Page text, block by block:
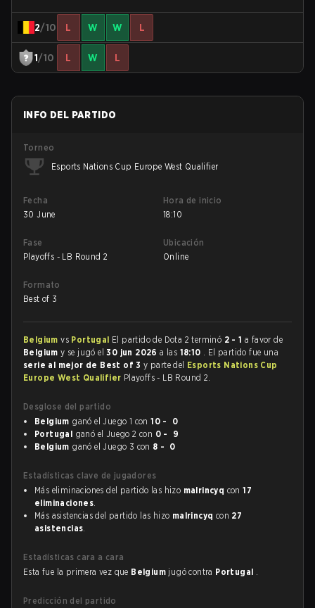
2/10 L W W L
1/10 L W L
INFO DEL PARTIDO
Torneo
Esports Nations Cup Europe West Qualifier
Fecha
30 June
Hora de inicio
18:10
Fase
Playoffs - LB Round 2
Ubicación
Online
Formato
Best of 3
Belgiumvs Portugal El partido de Dota 2 terminó 2 - 1 a favor de
Belgiumy se jugó el30 jun 2026a las 18:10 . El partido fue una
serie al mejor de Best of 3y parte del Esports Nations Cup
Europe West Qualifier Playoffs - LB Round 2.
Desglose del partido
Belgium ganó el Juego 1 con10 - 0
Portugal ganó el Juego 2 con 0 - 9
Belgium ganó el Juego 3 con 8 - 0
Estadísticas clave de jugadores
Más eliminaciones del partido las hizo malrincyq con17
eliminaciones.
Más asistencias del partido las hizo malrincyq con 27
asistencias.
Estadísticas cara a cara
Esta fue la primera vez que Belgium jugó contra Portugal .
Predicción del partido